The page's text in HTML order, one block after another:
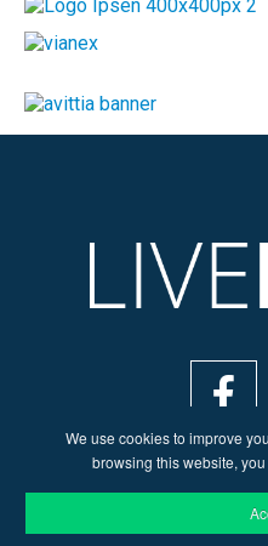
We use cookies to improve
browsing this website,